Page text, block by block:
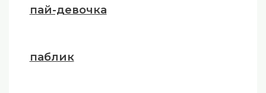
пай-девочка
паблик